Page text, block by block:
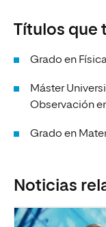
Títulos que
Grado en
Máster
Observación
Grado en
Noticias